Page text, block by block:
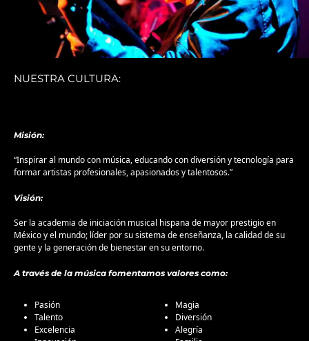
NUESTRA CULTURA:
Misión:
“Inspirar al mundo con música, educando con diversión y tecnología para
formar artistas profesionales, apasionados y talentosos.”
Visión:
Ser la academia de iniciación musical hispana de mayor prestigio en
México y el mundo; líder por su sistema de enseñanza, la calidad de su
gente y la generación de bienestar en su entorno.
A través de la música fomentamos valores como:
Pasión
Talento
Excelencia
Magia
Diversión
Alegría